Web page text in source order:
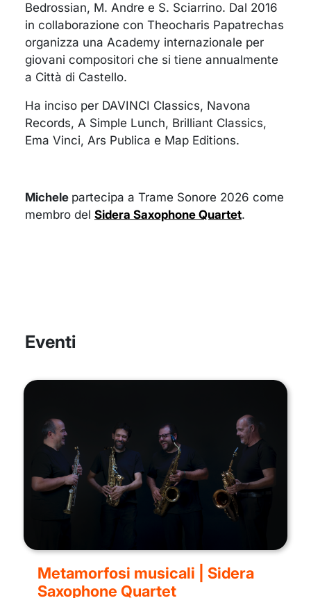
Bedrossian, M. Andre e S. Sciarrino. Dal 2016
in collaborazione con Theocharis Papatrechas
organizza una Academy internazionale per
giovani compositori che si tiene annualmente
a Città di Castello.
Ha inciso per DAVINCI Classics, Navona
Records, A Simple Lunch, Brilliant Classics,
Ema Vinci, Ars Publica e Map Editions.
Michele partecipa a Trame Sonore 2026 come
membro del Sidera Saxophone Quartet.
Eventi
Metamorfosi musicali | Sidera
Saxophone Quartet